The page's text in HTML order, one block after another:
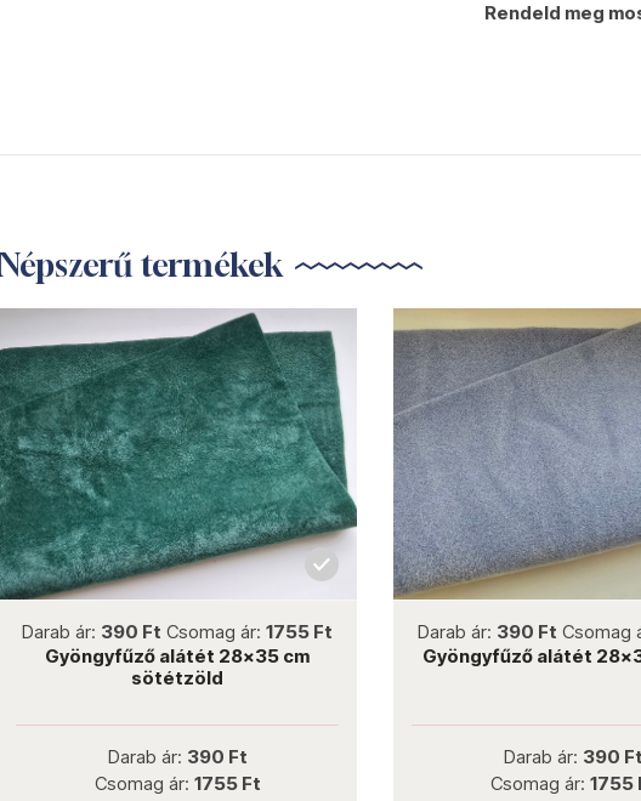
Rendeld meg
termékek
Darab ár: 390 Ft Csomag ár: 1755 Ft
Gyöngyfűző alátét 28x35 cm
sötétzöld
Darab ár: 390 Ft
Csomag ár: 1755 Ft
Darab ár: 390 Ft Csomag
Gyöngyfűző alátét
Darab ár: 390
Csomag ár: 1755